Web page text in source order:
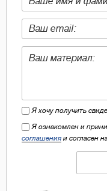
Я хочу получить
Я ознакомлен и
соглашения и согласен